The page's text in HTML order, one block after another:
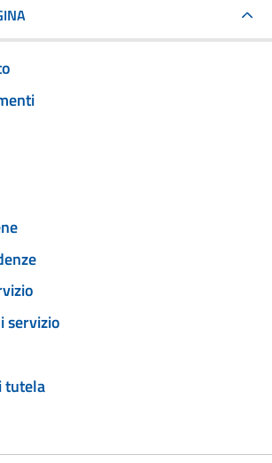
servizio
tutela